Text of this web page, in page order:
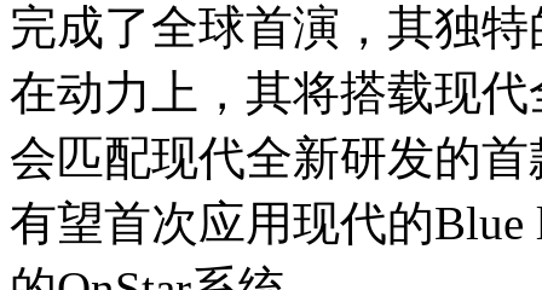
完成了全球首演，其独
在动力上，其将搭载现
会匹配现代全新研发的
有望首次应用现代的